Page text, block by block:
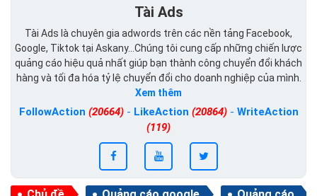
Tài Ads
Tài Ads là chuyên gia adwords trên các nền tảng Facebook,
Google, Tiktok tại Askany...Chúng tôi cung cấp những chiến lược
quảng cáo hiệu quả nhất giúp bạn thành công chuyển đổi khách
hàng và tối đa hóa tỷ lệ chuyển đổi cho doanh nghiệp của mình.
Xem thêm
FollowAction (20664)- LikeAction (20864)- WriteAction
(119)